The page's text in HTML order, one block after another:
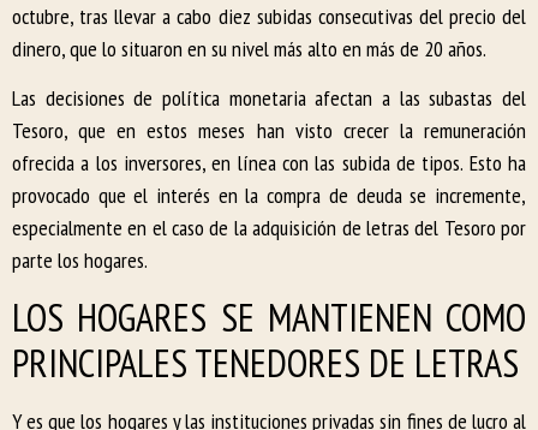
octubre, tras llevar a cabo diez subidas consecutivas del precio del
dinero, que lo situaron en su nivel más alto en más de 20 años.
Las decisiones de política monetaria afectan a las subastas del
Tesoro, que en estos meses han visto crecer la remuneración
ofrecida a los inversores, en línea con las subida de tipos. Esto ha
provocado que el interés en la compra de deuda se incremente,
especialmente en el caso de la adquisición de letras del Tesoro por
parte los hogares.
LOS HOGARES SE MANTIENEN COMO
PRINCIPALES TENEDORES DE LETRAS
Y es que los hogares y las instituciones privadas sin fines de lucro al